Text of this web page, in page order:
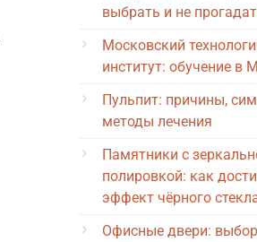
выбрать и не
Московский
институт: обучение в
Пульпит: причины,
методы лечения
Памятники с
полировкой: как
эффект чёрного
Офисные двери: